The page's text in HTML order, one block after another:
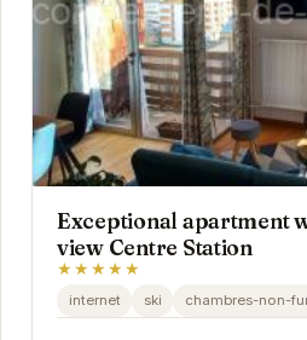
Exceptional apartment
view Centre Station
★★★★★
internet ski chambres-non-